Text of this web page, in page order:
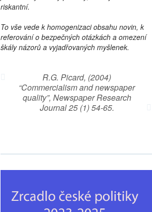
riskantní.
To vše vede k homogenizaci obsahu novin, k
referování o bezpečných otázkách a omezení
škály názorů a vyjadřovaných myšlenek.
R.G. Picard, (2004)
“Commercialism and newspaper
quality”, Newspaper Research
Journal 25 (1) 54-65.